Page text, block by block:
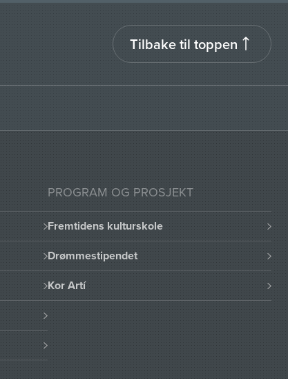
Tilbake til toppen
PROGRAM OG PROSJEKT
Fremtidens kulturskole
Drømmestipendet
Kor Artí